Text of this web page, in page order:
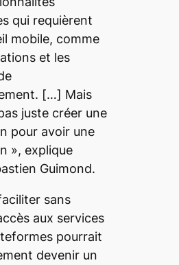
qui requièrent
mobile, comme
et les
[…] Mais
juste créer une
pour avoir une
», explique
Guimond.
sans
aux services
pourrait
devenir un